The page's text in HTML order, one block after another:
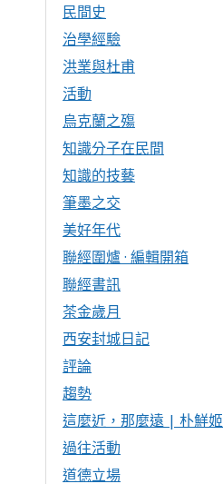
民間史
治學經驗
洪業與杜甫
活動
烏克蘭之殤
知識分子在民間
知識的技藝
筆墨之交
美好年代
聯經圍爐 · 編輯開箱
聯經書訊
茶金歲月
西安封城日記
評論
趨勢
這麼近，那麼遠 | 朴鮮姬
過往活動
道德立場